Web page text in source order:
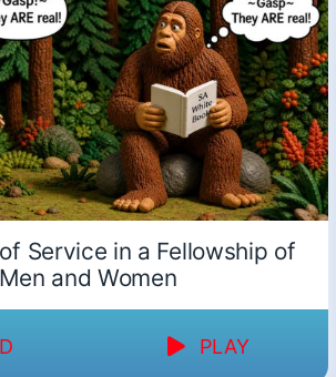
Service in a Fellowship of
Men and Women
PLAY